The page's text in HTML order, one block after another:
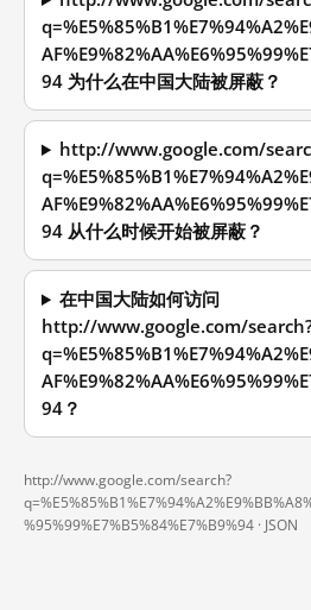
94 为什么在中国大陆被屏蔽？
http://www.google.com/
94 从什么时候开始被屏蔽？
在中国大陆如何访问
http://www.google.com/
94？
http://www.google.com/search?
%95%99%E7%B5%84%E7%B9%94 · JSON